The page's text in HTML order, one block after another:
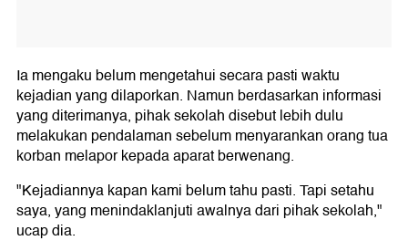
Ia mengaku belum mengetahui secara pasti waktu
kejadian yang dilaporkan. Namun berdasarkan informasi
yang diterimanya, pihak sekolah disebut lebih dulu
melakukan pendalaman sebelum menyarankan orang tua
korban melapor kepada aparat berwenang.
"Kejadiannya kapan kami belum tahu pasti. Tapi setahu
saya, yang menindaklanjuti awalnya dari pihak sekolah,"
ucap dia.